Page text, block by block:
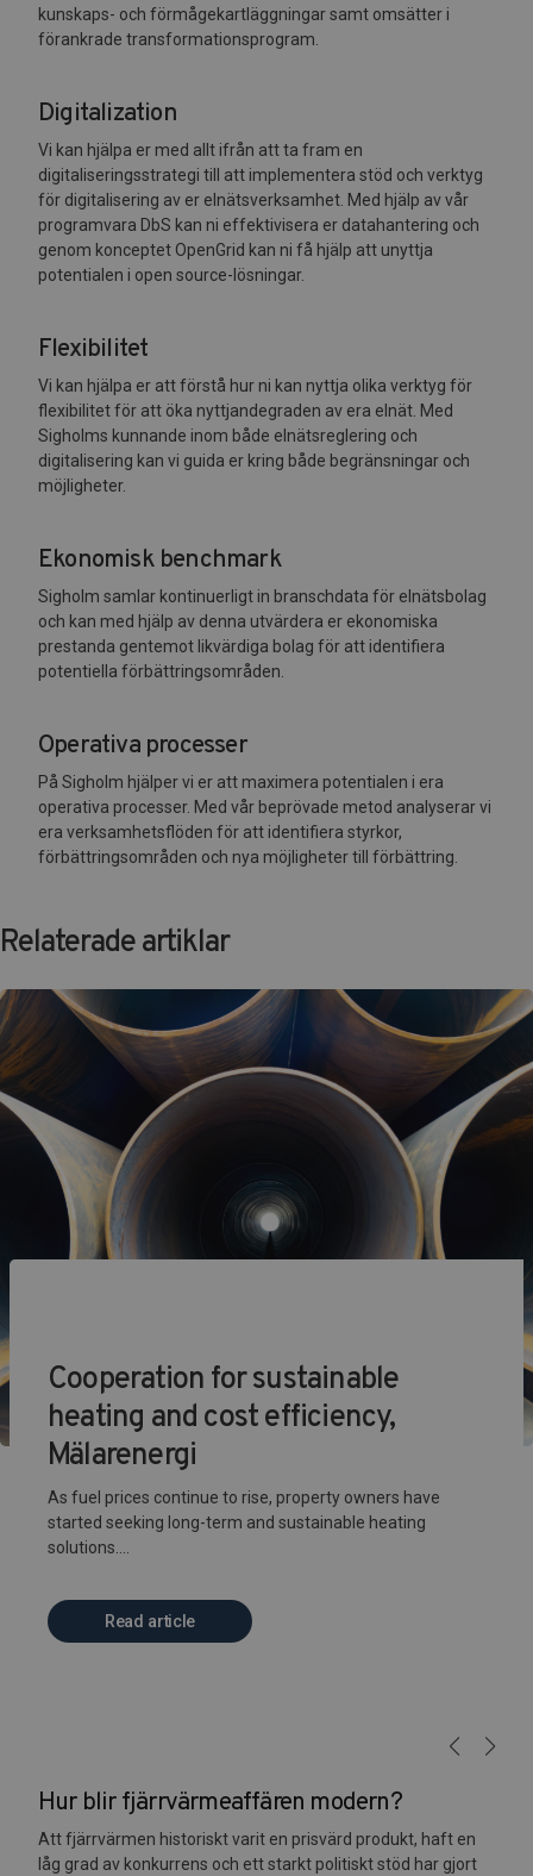
kunskaps- och förmågekartläggningar samt omsätter i
förankrade transformationsprogram.
Digitalization
Vi kan hjälpa er med allt ifrån att ta fram en
digitaliseringsstrategi till att implementera stöd och verktyg
för digitalisering av er elnätsverksamhet. Med hjälp av vår
programvara DbS kan ni effektivisera er datahantering och
genom konceptet OpenGrid kan ni få hjälp att unyttja
potentialen i open source-lösningar.
Flexibilitet
Vi kan hjälpa er att förstå hur ni kan nyttja olika verktyg för
flexibilitet för att öka nyttjandegraden av era elnät. Med
Sigholms kunnande inom både elnätsreglering och
digitalisering kan vi guida er kring både begränsningar och
möjligheter.
Ekonomisk benchmark
Sigholm samlar kontinuerligt in branschdata för elnätsbolag
och kan med hjälp av denna utvärdera er ekonomiska
prestanda gentemot likvärdiga bolag för att identifiera
potentiella förbättringsområden.
Operativa processer
På Sigholm hjälper vi er att maximera potentialen i era
operativa processer. Med vår beprövade metod analyserar vi
era verksamhetsflöden för att identifiera styrkor,
förbättringsområden och nya möjligheter till förbättring.
Relaterade artiklar
Cooperation for sustainable
heating and cost efficiency,
Mälarenergi
As fuel prices continue to rise, property owners have
started seeking long-term and sustainable heating
solutions....
Read article
Hur blir fjärrvärmeaffären modern?
Att fjärrvärmen historiskt varit en prisvärd produkt, haft en
låg grad av konkurrens och ett starkt politiskt stöd har gjort